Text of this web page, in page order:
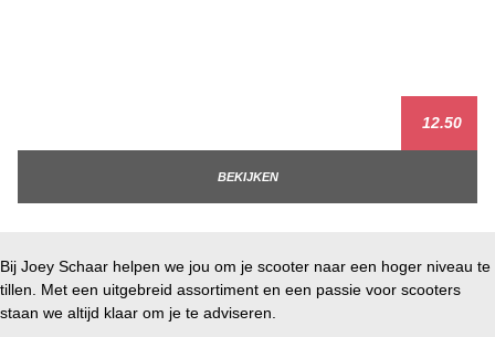
12.50
BEKIJKEN
Bij Joey Schaar helpen we jou om je scooter naar een hoger niveau te
tillen. Met een uitgebreid assortiment en een passie voor scooters
staan we altijd klaar om je te adviseren.